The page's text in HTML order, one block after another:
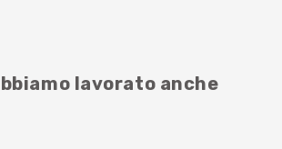
lavorato anche